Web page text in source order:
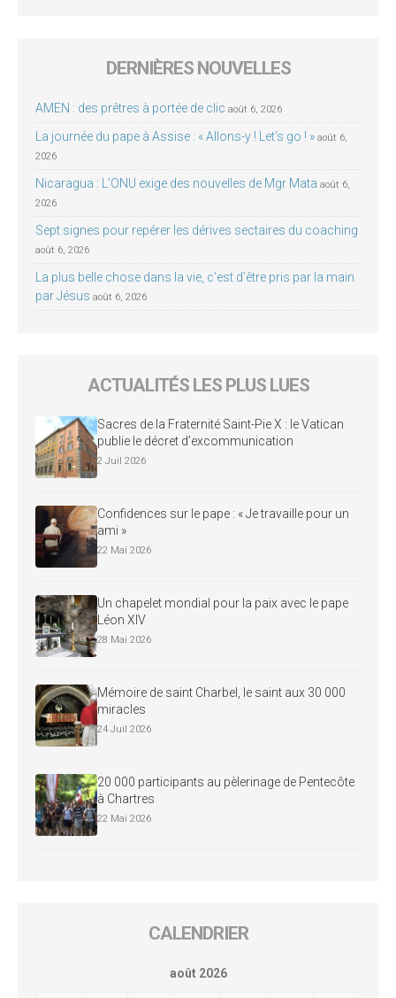
DERNIÈRES NOUVELLES
AMEN : des prêtres à portée de clic août 6, 2026
La journée du pape à Assise : « Allons-y ! Let’s go ! » août 6,
2026
Nicaragua : L’ONU exige des nouvelles de Mgr Mata août 6,
2026
Sept signes pour repérer les dérives sectaires du coaching
août 6, 2026
La plus belle chose dans la vie, c’est d’être pris par la main
par Jésus août 6, 2026
ACTUALITÉS LES PLUS LUES
Sacres de la Fraternité Saint-Pie X : le Vatican
publie le décret d’excommunication
2 Juil 2026
Confidences sur le pape : « Je travaille pour un
ami »
22 Mai 2026
Un chapelet mondial pour la paix avec le pape
Léon XIV
28 Mai 2026
Mémoire de saint Charbel, le saint aux 30 000
miracles
24 Juil 2026
20 000 participants au pèlerinage de Pentecôte
à Chartres
22 Mai 2026
CALENDRIER
août 2026